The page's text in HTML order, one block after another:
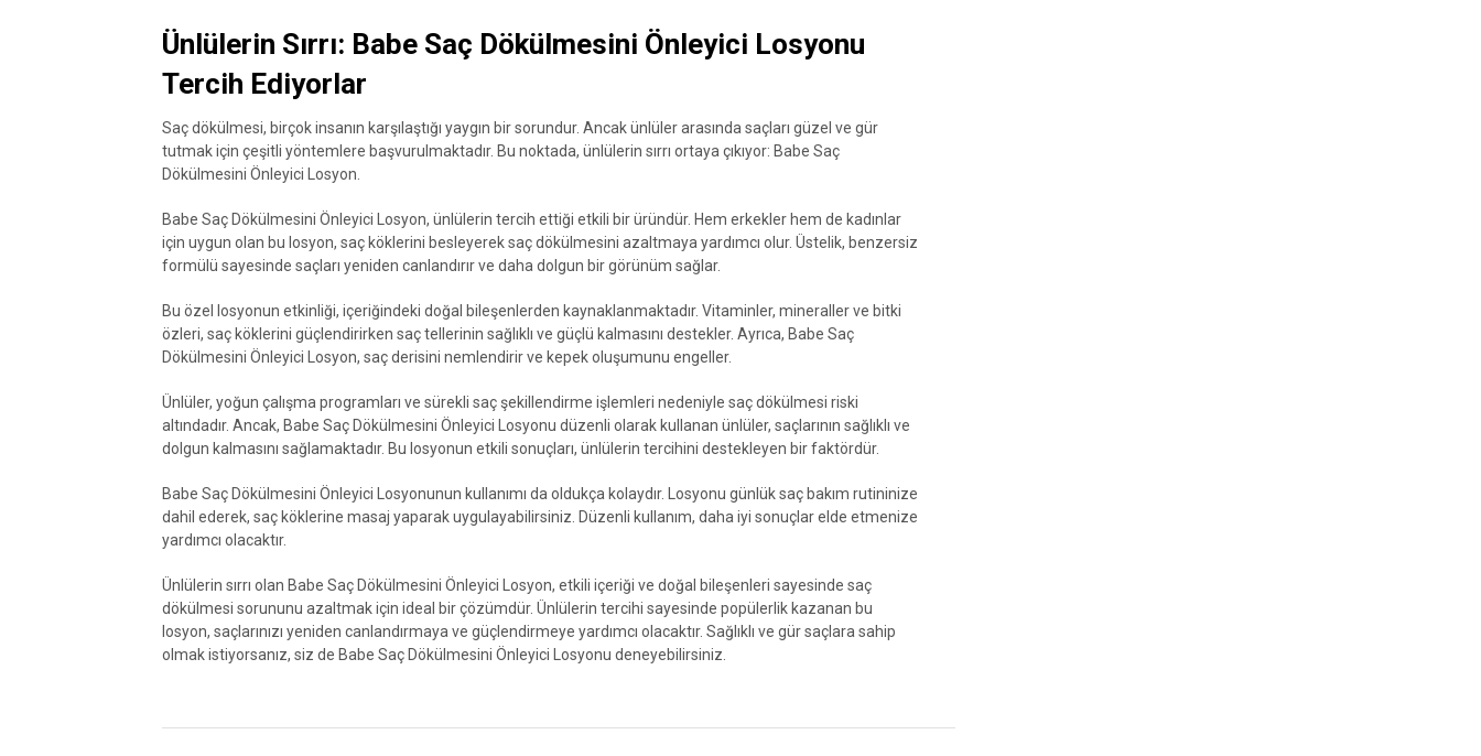
Ünlülerin Sırrı: Babe Saç Dökülmesini Önleyici Losyonu
Tercih Ediyorlar
Saç dökülmesi, birçok insanın karşılaştığı yaygın bir sorundur. Ancak ünlüler arasında saçları güzel ve gür
tutmak için çeşitli yöntemlere başvurulmaktadır. Bu noktada, ünlülerin sırrı ortaya çıkıyor: Babe Saç
Dökülmesini Önleyici Losyon.
Babe Saç Dökülmesini Önleyici Losyon, ünlülerin tercih ettiği etkili bir üründür. Hem erkekler hem de kadınlar
için uygun olan bu losyon, saç köklerini besleyerek saç dökülmesini azaltmaya yardımcı olur. Üstelik, benzersiz
formülü sayesinde saçları yeniden canlandırır ve daha dolgun bir görünüm sağlar.
Bu özel losyonun etkinliği, içeriğindeki doğal bileşenlerden kaynaklanmaktadır. Vitaminler, mineraller ve bitki
özleri, saç köklerini güçlendirirken saç tellerinin sağlıklı ve güçlü kalmasını destekler. Ayrıca, Babe Saç
Dökülmesini Önleyici Losyon, saç derisini nemlendirir ve kepek oluşumunu engeller.
Ünlüler, yoğun çalışma programları ve sürekli saç şekillendirme işlemleri nedeniyle saç dökülmesi riski
altındadır. Ancak, Babe Saç Dökülmesini Önleyici Losyonu düzenli olarak kullanan ünlüler, saçlarının sağlıklı ve
dolgun kalmasını sağlamaktadır. Bu losyonun etkili sonuçları, ünlülerin tercihini destekleyen bir faktördür.
Babe Saç Dökülmesini Önleyici Losyonunun kullanımı da oldukça kolaydır. Losyonu günlük saç bakım rutininize
dahil ederek, saç köklerine masaj yaparak uygulayabilirsiniz. Düzenli kullanım, daha iyi sonuçlar elde etmenize
yardımcı olacaktır.
Ünlülerin sırrı olan Babe Saç Dökülmesini Önleyici Losyon, etkili içeriği ve doğal bileşenleri sayesinde saç
dökülmesi sorununu azaltmak için ideal bir çözümdür. Ünlülerin tercihi sayesinde popülerlik kazanan bu
losyon, saçlarınızı yeniden canlandırmaya ve güçlendirmeye yardımcı olacaktır. Sağlıklı ve gür saçlara sahip
olmak istiyorsanız, siz de Babe Saç Dökülmesini Önleyici Losyonu deneyebilirsiniz.